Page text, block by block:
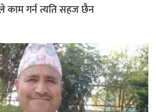
काम गर्न त्यति सहज छैन